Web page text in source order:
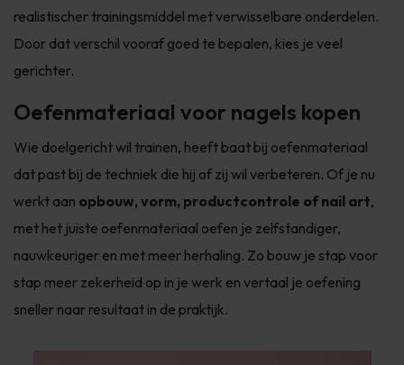
realistischer trainingsmiddel met verwisselbare onderdelen.
Door dat verschil vooraf goed te bepalen, kies je veel
gerichter.
Oefenmateriaal voor nagels kopen
Wie doelgericht wil trainen, heeft baat bij oefenmateriaal
dat past bij de techniek die hij of zij wil verbeteren. Of je nu
werkt aan opbouw, vorm, productcontrole of nail art,
met het juiste oefenmateriaal oefen je zelfstandiger,
nauwkeuriger en met meer herhaling. Zo bouw je stap voor
stap meer zekerheid op in je werk en vertaal je oefening
sneller naar resultaat in de praktijk.